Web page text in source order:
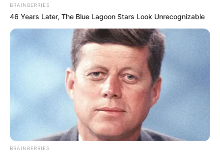
Что ожидает Иран: распад или смена
власти? главная
2565
BRAINBERRIES
46 Years Later, The Blue Lagoon Stars Look Unrecognizable
BRAINBERRIES